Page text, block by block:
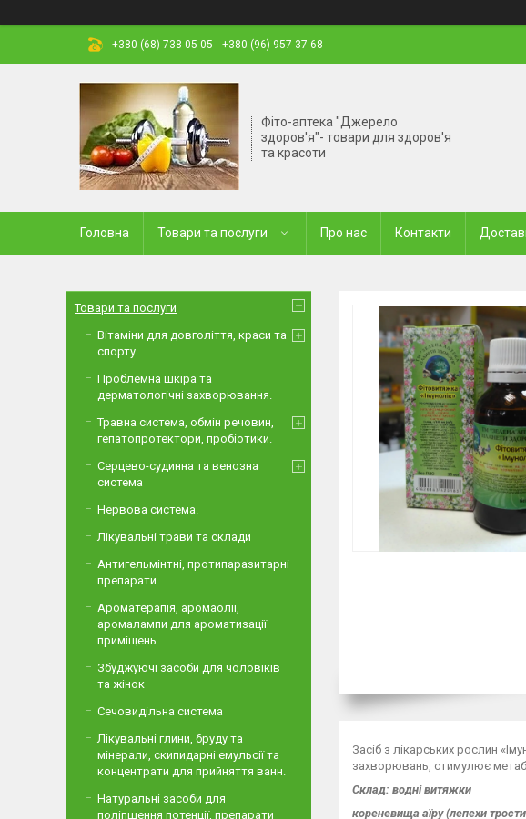
+380 (68) 738-05-05 +380 (96) 957-37-68
Фіто-аптека "Джерело
здоров'я"- товари для здоров'я
та красоти
Головна Товари та послуги Про нас Контакти
Засіб з лікарських рослин
захворювань, стимулює
Склад: водні витяжки
кореневища аїру (лепехи
Товари та послуги
Вітаміни для довголіття, краси та
спорту
Проблемна шкіра та
дерматологічні захворювання.
Травна система, обмін речовин,
гепатопротектори, пробіотики.
Серцево-судинна та венозна
система
Нервова система.
Лікувальні трави та склади
Антигельмінтні, протипаразитарні
препарати
Ароматерапія, аромаолії,
аромалампи для ароматизації
приміщень
Збуджуючі засоби для чоловіків
та жінок
Сечовидільна система
Лікувальні глини, бруду та
мінерали, скипидарні емульсії та
концентрати для прийняття ванн.
Натуральні засоби для
поліпшення потенції, препарати